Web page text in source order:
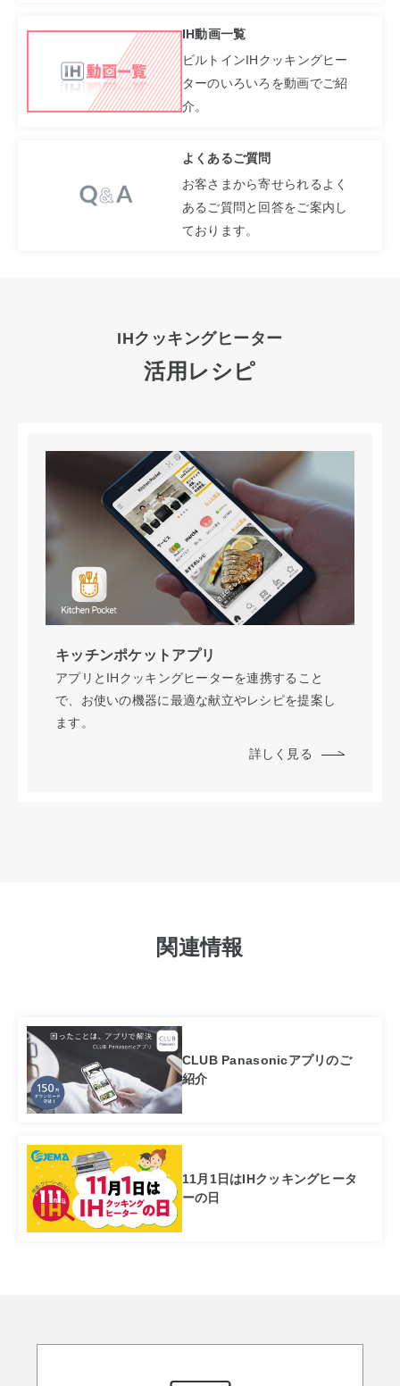
IH動画一覧
ビルトインIHクッキングヒー
ターのいろいろを動画でご紹
介。
よくあるご質問
お客さまから寄せられるよく
あるご質問と回答をご案内し
ております。
IHクッキングヒーター
活用レシピ
キッチンポケットアプリ
アプリとIHクッキングヒーターを連携すること
で、お使いの機器に最適な献立やレシピを提案し
ます。
詳しく見る
関連情報
CLUB Panasonicアプリのご
紹介
11月1日はIHクッキングヒータ
ーの日